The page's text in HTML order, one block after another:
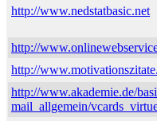
http://www.nedstatbasic.net
http://
http://
http://www.akademie.de/
mail_allgemein/